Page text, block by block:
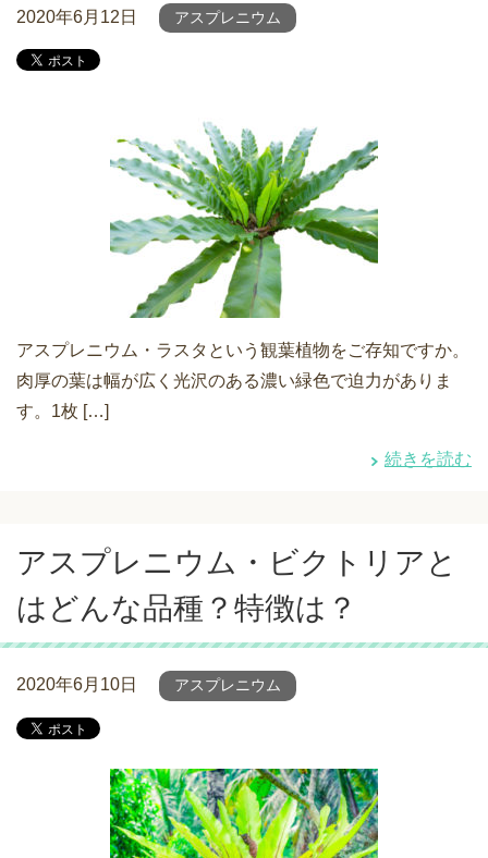
2020年6月12日 アスプレニウム
アスプレニウム・ラスタという観葉植物をご存知ですか。
肉厚の葉は幅が広く光沢のある濃い緑色で迫力がありま
す。1枚 […]
続きを読む
アスプレニウム・ビクトリアと
はどんな品種？特徴は？
2020年6月10日 アスプレニウム